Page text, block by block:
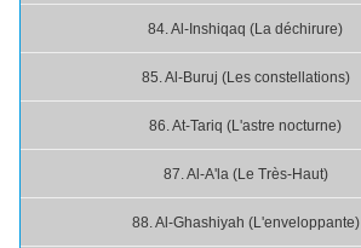
84. Al-Inshiqaq (La déchirure)
85. Al-Buruj (Les constellations)
86. At-Tariq (L'astre nocturne)
87. Al-A'la (Le Très-Haut)
88. Al-Ghashiyah (L'enveloppante)